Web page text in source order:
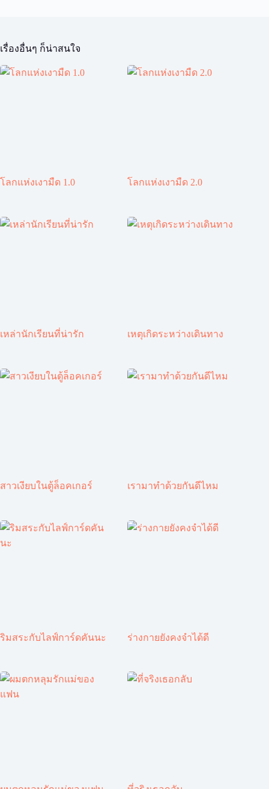
เรื่องอื่นๆ ก็น่าสนใจ
โลกแห่งเงามืด 1.0 โลกแห่งเงามืด 2.0
เหล่านักเรียนที่น่ารัก เหตุเกิดระหว่างเดินทาง
สาวเงียบในตู้ล็อคเกอร์ เรามาทำด้วยกันดีไหม
ริมสระกับไลฟ์การ์ดคันนะ ร่างกายยังคงจำได้ดี